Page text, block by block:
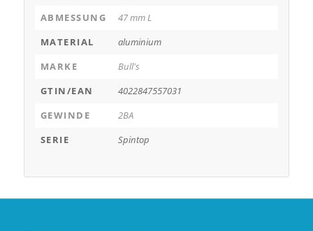
ABMESSUNG
47 mm L
MATERIAL
aluminium
MARKE
Bull's
GTIN/EAN
4022847557031
GEWINDE
2BA
SERIE
Spintop